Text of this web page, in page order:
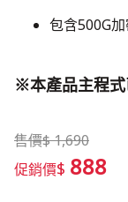
包含500G
※本產品主程
售價$1,690
促銷價$ 888